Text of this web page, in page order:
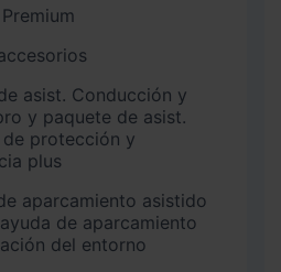
asist. Conducción y
y paquete de asist.
de protección y
plus
aparcamiento asistido
de aparcamiento
del entorno